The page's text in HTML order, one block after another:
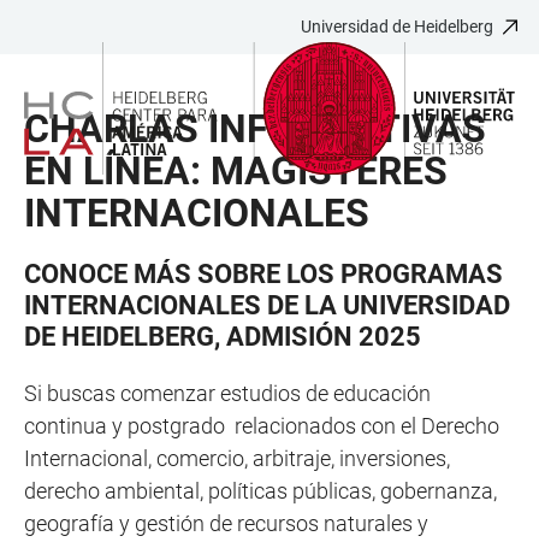
LINKS
MAIN
CONTENT
NAVIGATION
FORM
Universidad de Heidelberg
CHARLAS INFORMATIVAS
EN LÍNEA: MAGÍSTERES
INTERNACIONALES
CONOCE MÁS SOBRE LOS PROGRAMAS
INTERNACIONALES DE LA UNIVERSIDAD
DE HEIDELBERG, ADMISIÓN 2025
Si buscas comenzar estudios de educación
continua y postgrado relacionados con el Derecho
Internacional, comercio, arbitraje, inversiones,
derecho ambiental, políticas públicas, gobernanza,
geografía y gestión de recursos naturales y